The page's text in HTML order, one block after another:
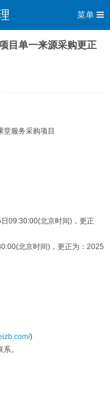
菜单
目单一来源采购更正
堂服务采购项目
09:30:00(北京时间)，更正
北京时间)，更正为：2025
)
。